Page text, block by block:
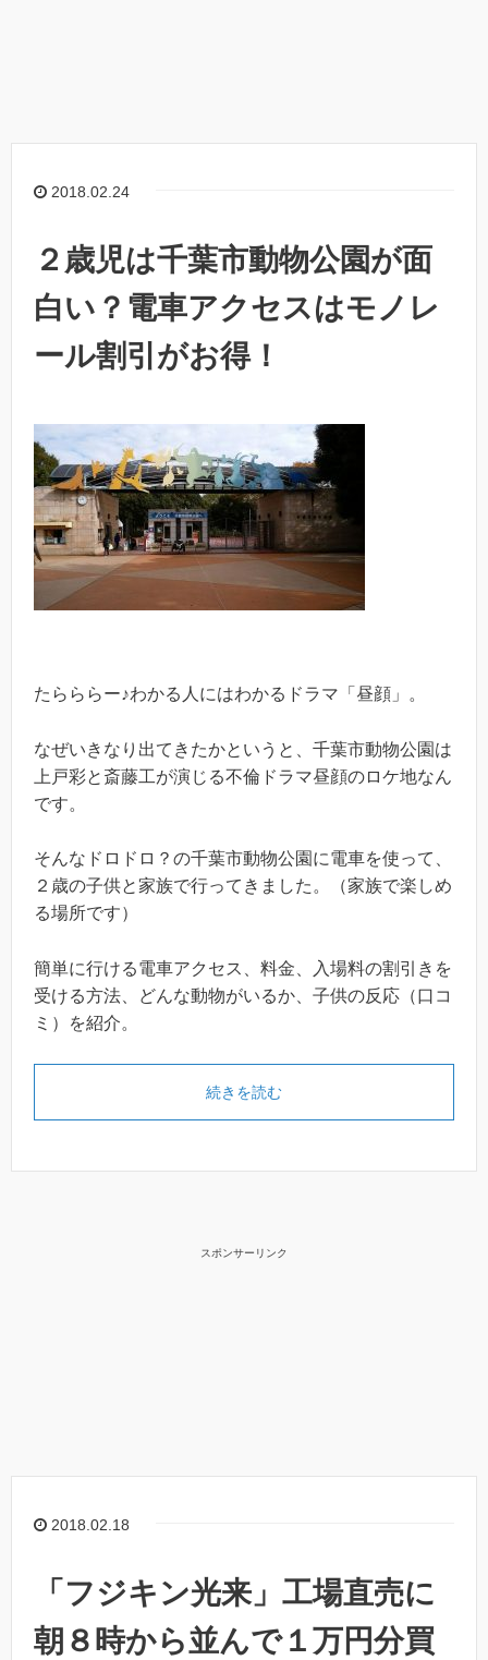
2018.02.24
２歳児は千葉市動物公園が面
白い？電車アクセスはモノレ
ール割引がお得！
たらららー♪わかる人にはわかるドラマ「昼顔」。
なぜいきなり出てきたかというと、千葉市動物公園は
上戸彩と斎藤工が演じる不倫ドラマ昼顔のロケ地なん
です。
そんなドロドロ？の千葉市動物公園に電車を使って、
２歳の子供と家族で行ってきました。（家族で楽しめ
る場所です）
簡単に行ける電車アクセス、料金、入場料の割引きを
受ける方法、どんな動物がいるか、子供の反応（口コ
ミ）を紹介。
続きを読む
スポンサーリンク
2018.02.18
「フジキン光来」工場直売に
朝８時から並んで１万円分買